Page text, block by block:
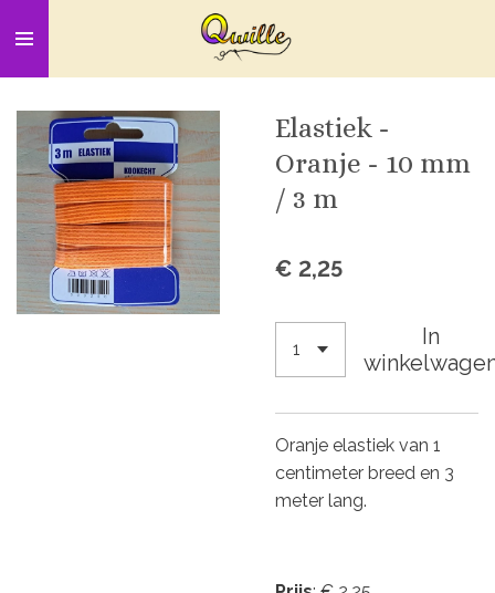
direct
naar
de
hoofdinhoud
Elastiek -
Oranje - 10 mm
/ 3 m
€ 2,25
In
Oranje elastiek van 1
centimeter breed en 3
meter lang.